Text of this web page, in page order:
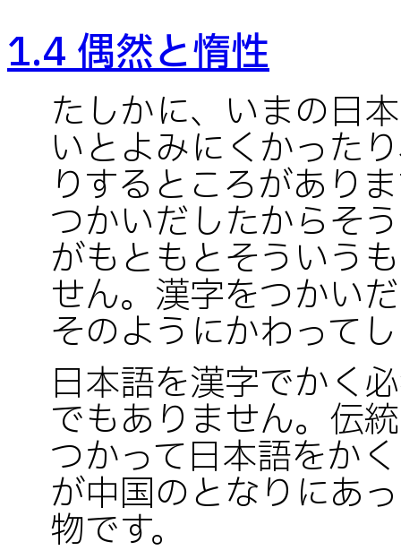
1.4 偶然と惰性
たしかに、いまの日
いとよみにくかった
りするところがあり
つかいだしたからそ
がもともとそういう
せん。漢字をつかい
そのようにかわって
日本語を漢字でかく
でもありません。伝
つかって日本語をか
が中国のとなりにあ
物です。